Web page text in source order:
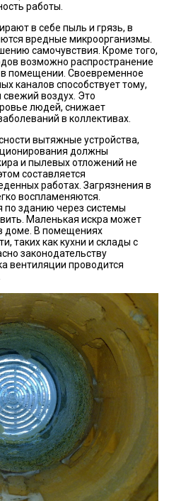
работы.
в себе пыль и грязь, в
вредные микроорганизмы.
самочувствия. Кроме того,
возможно распространение
в помещении. Своевременное
каналов способствует тому,
воздух. Это
людей, снижает
в коллективах.
вытяжные устройства,
должны
и пылевых отложений не
составляется
работах. Загрязнения в
воспламеняются.
по зданию через системы
Маленькая искра может
доме. В помещениях
таких как кухни и склады с
законодательству
вентиляции проводится